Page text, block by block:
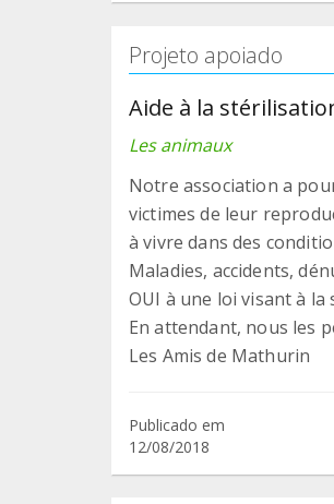
Projeto apoiado
Aide à la
Les animaux
Notre association a
victimes de leur
à vivre dans des
Maladies, accidents,
OUI à une loi visant à
En attendant, nous les
Les Amis de Mathurin
Publicado em
12/08/2018